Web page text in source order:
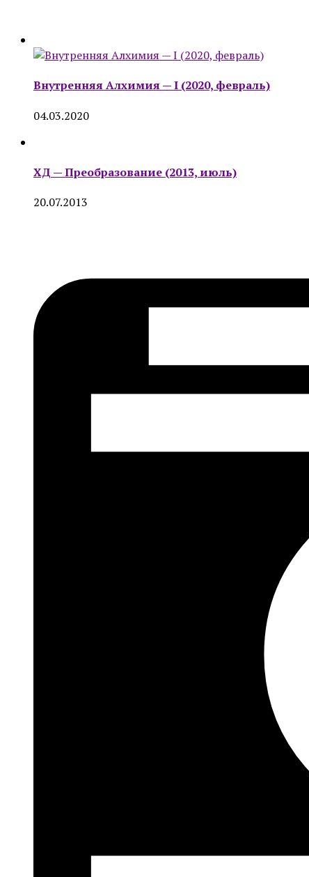
Внутренняя Алхимия — I (2020, февраль)
04.03.2020
ХД — Преобразование (2013, июль)
20.07.2013